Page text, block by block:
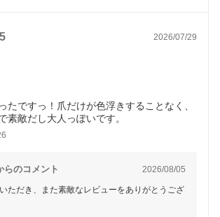
際にお困りごとや質問がございましたら、どう
5 2026/07/29
たですっ！爪だけが色浮きすることなく、
素敵だし大人っぽいです。
らのコメント 2026/08/05
ただき、また素敵なレビューをありがとうござ